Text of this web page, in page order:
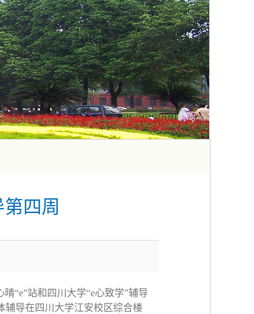
四周
“e”站和四川大学“e心致学”辅导
导在四川大学江安校区综合楼